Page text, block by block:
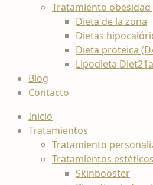
Tratamiento
Dieta de la zona
Dietas
Dieta proteica
Lipodieta Diet21a
Blog
Contacto
Inicio
Tratamientos
Tratamiento
Tratamientos
Skinbooster